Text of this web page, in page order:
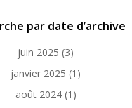
par date d’archive
juin 2025 (3)
janvier 2025 (1)
août 2024(1)